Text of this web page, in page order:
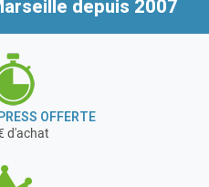
: Win XP, Vista, 7, 8,
de pesage de précision, la
fabricant allemand
depuis + de 170 ans
depuis 2007
OFFERTE
d'achat